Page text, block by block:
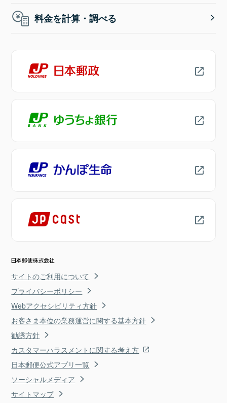
料金を計算・調べる
サイトのご利用について
プライバシーポリシー
Webアクセシビリティ方針
お客さま本位の業務運営に関する基本方針
勧誘方針
カスタマーハラスメントに関する考え方
日本郵便公式アプリ一覧
ソーシャルメディア
サイトマップ